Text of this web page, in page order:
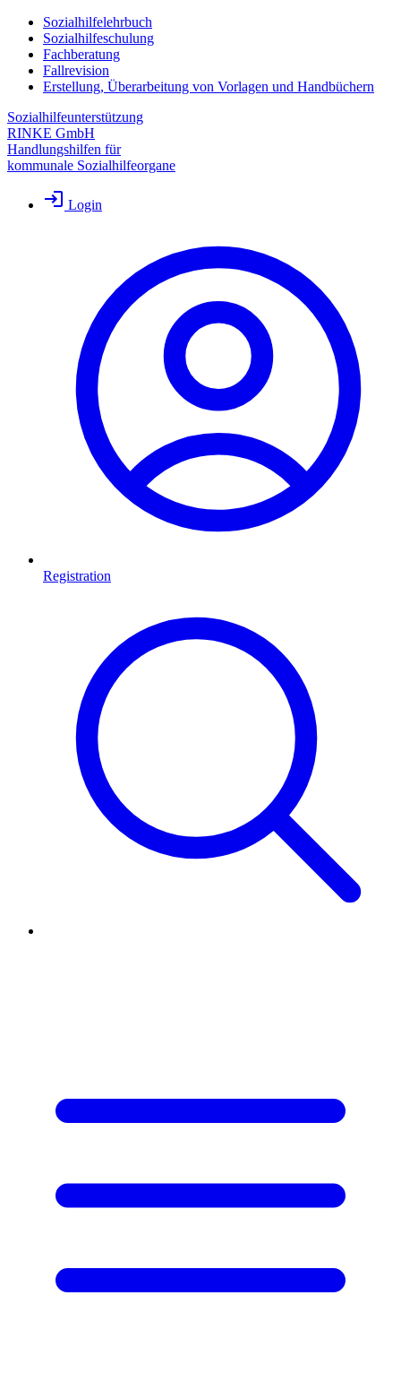
Sozialhilfelehrbuch
Sozialhilfeschulung
Fachberatung
Fallrevision
Erstellung, Überarbeitung von Vorlagen und Handbüchern
Sozialhilfeunterstützung
RINKE GmbH
Handlungshilfen für
kommunale Sozialhilfeorgane
Login
Registration